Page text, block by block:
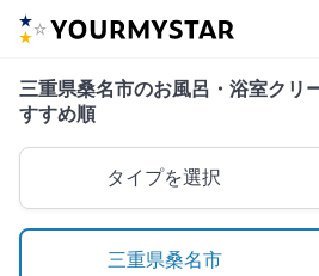
三重県桑名市のお風呂・浴室クリ
すすめ順
タイプを選択
三重県桑名市